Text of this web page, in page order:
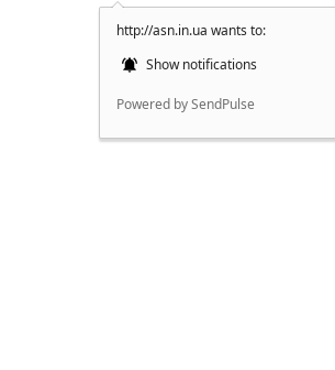
http://asn.in.ua wants to:
Show notifications
Powered by SendPulse